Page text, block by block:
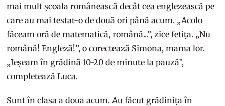
mai mult școala românească decât cea englezească pe
care au mai testat-o de două ori până acum. „Acolo
făceam oră de matematică, română...”, zice fetița. „Nu
română! Engleză!”, o corectează Simona, mama lor.
„Ieșeam în grădină 10-20 de minute la pauză”,
completează Luca.
Sunt în clasa a doua acum. Au făcut grădinița în